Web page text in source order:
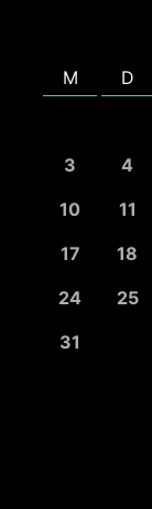
M D
3
4
10
11
17
18
24
25
31